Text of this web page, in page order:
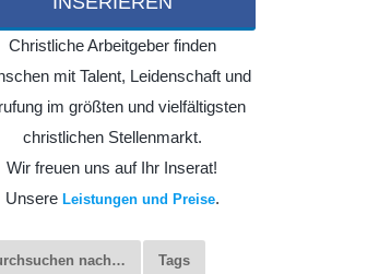
Christliche Arbeitgeber finden
mit Talent, Leidenschaft und
im größten und vielfältigsten
christlichen Stellenmarkt.
Wir freuen uns auf Ihr Inserat!
Unsere Leistungen und Preise.
nach… Tags